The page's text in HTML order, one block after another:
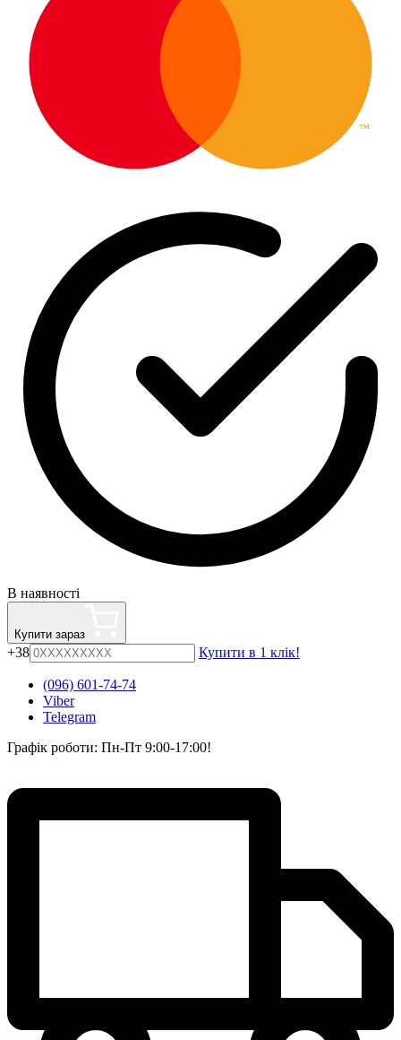
В наявності
Купити зараз
+38 Купити в 1 клік!
(096) 601-74-74
Viber
Telegram
Графік роботи: Пн-Пт 9:00-17:00!